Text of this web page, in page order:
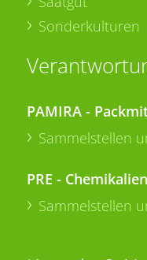
Sonderkulturen
PAMIRA -
Sammelstellen
PRE -
Sammelstellen